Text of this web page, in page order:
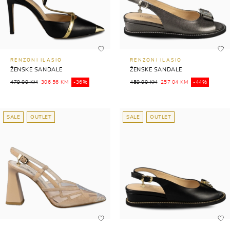
RENZONI ILASIO
ŽENSKE SANDALE
479,00 KM 306,56 KM -36%
RENZONI ILASIO
ŽENSKE SANDALE
459,00 KM 257,04 KM -44%
SALE OUTLET SALE OUTLET